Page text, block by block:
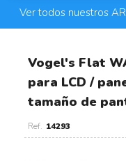
Ver todos nuestros
Vogel's Flat
para LCD /
tamaño de
14293